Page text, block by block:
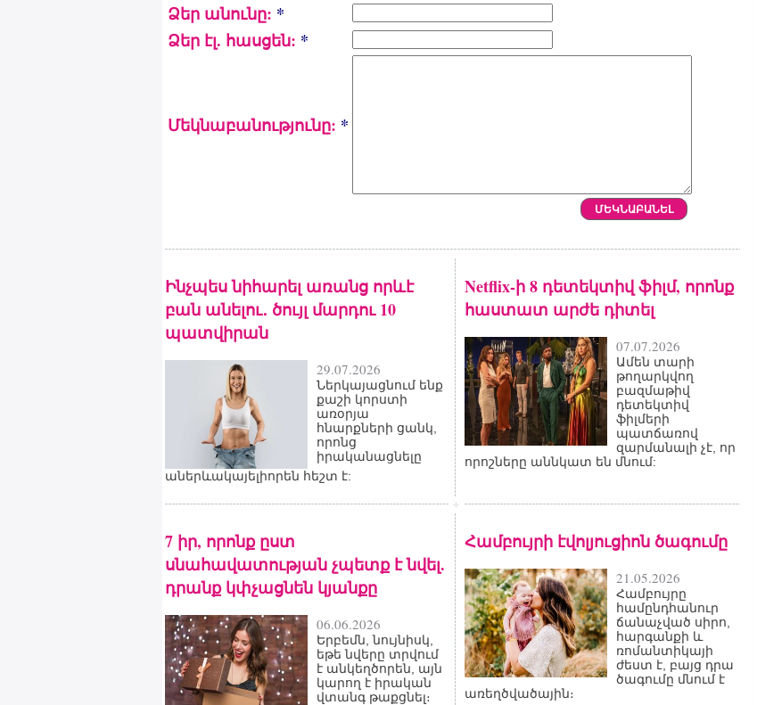
Ձեր անունը: *
Ձեր էլ. հասցեն: *
Մեկնաբանությունը: *
Ինչպես նիհարել առանց որևէ
բան անելու․ ծույլ մարդու 10
պատվիրան
29.07.2026
Ներկայացնում ենք
քաշի կորստի
առօրյա
հնարքների ցանկ,
որոնց
իրականացնելը
աներևակայելիորեն հեշտ է:
Netflix-ի 8 դետեկտիվ ֆիլմ, որոնք
հաստատ արժե դիտել
07.07.2026
Ամեն տարի
թողարկվող
բազմաթիվ
դետեկտիվ
ֆիլմերի
պատճառով
զարմանալի չէ, որ
որոշները աննկատ են մնում:
7 իր, որոնք ըստ
սնահավատության չպետք է նվել.
դրանք կփչացնեն կյանքը
06.06.2026
Երբեմն, նույնիսկ,
եթե նվերը տրվում
է անկեղծորեն, այն
կարող է իրական
վտանգ թաքցնել։
Համբույրի էվոլյուցիոն ծագումը
21.05.2026
Համբույրը
համընդհանուր
ճանաչված սիրո,
հարգանքի և
ռոմանտիկայի
ժեստ է, բայց դրա
ծագումը մնում է
առեղծվածային։